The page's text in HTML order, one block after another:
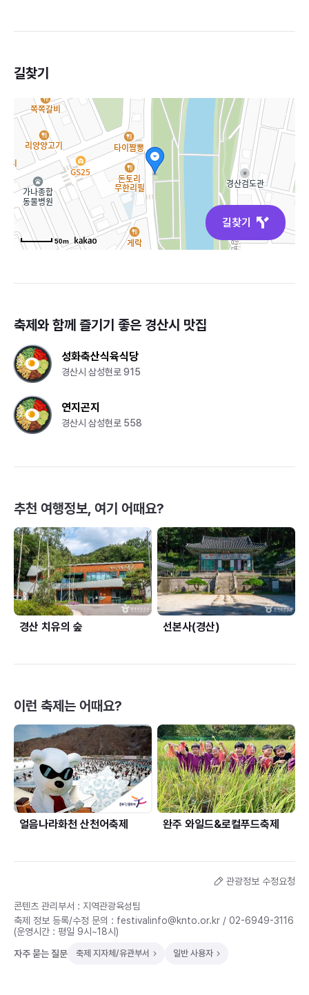
길찾기
길찾기
50m
축제와 함께 즐기기 좋은 경산시 맛집
성화축산식육식당
경산시 삼성현로 915
연지곤지
경산시 삼성현로 558
추천 여행정보, 여기 어때요?
경산 치유의 숲 선본사(경산)
이런 축제는 어때요?
얼음나라화천 산천어축제 완주 와일드&로컬푸드축제
콘텐츠 관리부서 : 지역관광육성팀
축제 정보 등록/수정 문의 : festivalinfo@knto.or.kr / 02-6949-3116
(운영시간 : 평일 9시~18시)
관광정보 수정요청
자주 묻는 질문 축제 지자체/유관부서 일반 사용자